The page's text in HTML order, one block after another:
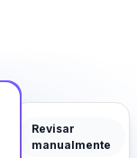
Revisar
manualmente